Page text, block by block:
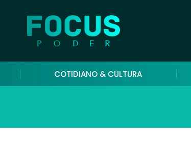
COTIDIANO & CULTURA